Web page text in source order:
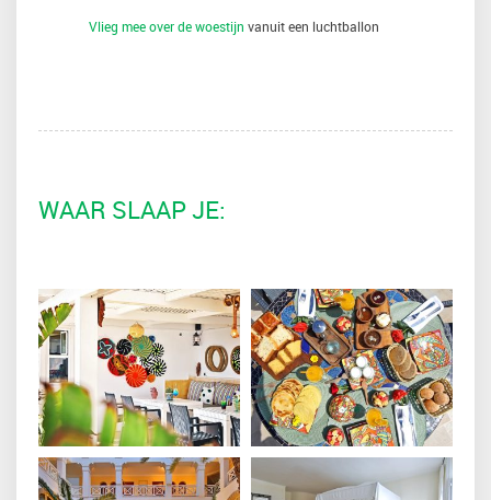
Vlieg mee over de woestijn vanuit een luchtballon
WAAR SLAAP JE: